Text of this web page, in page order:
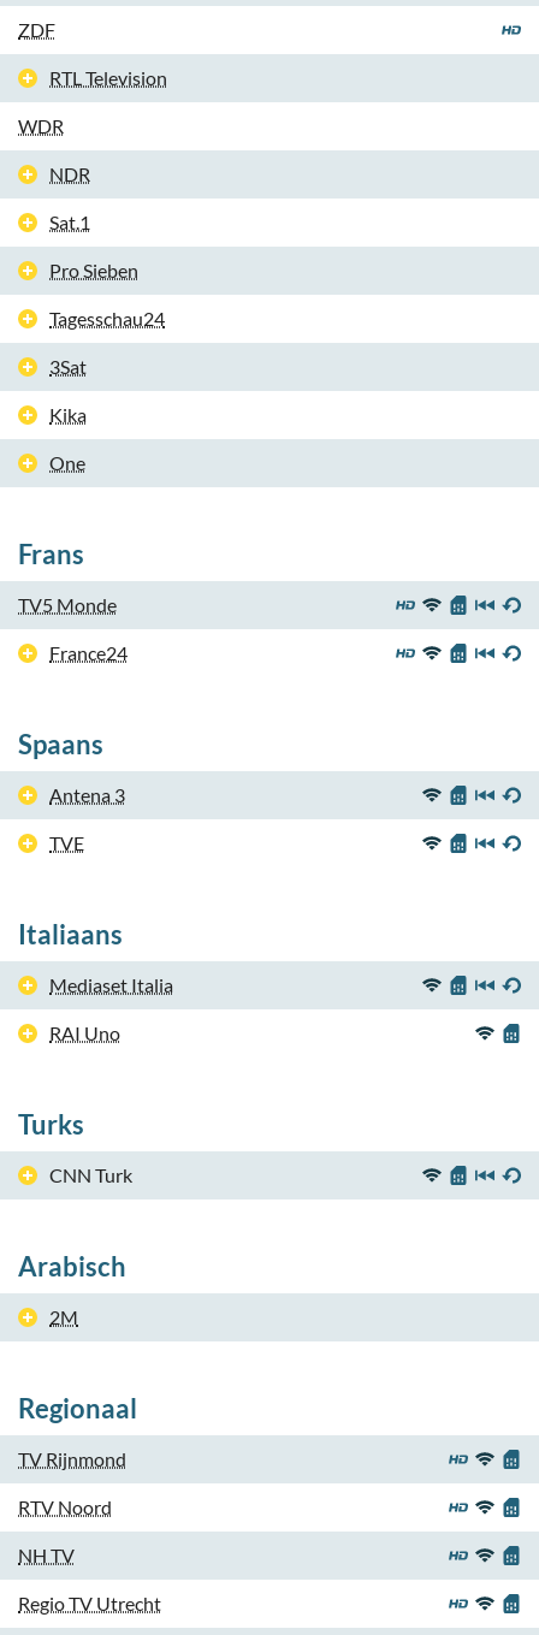
ZDF
RTL Television
WDR
NDR
Sat.1
Pro Sieben
Tagesschau24
3Sat
Kika
One
Frans
TV5 Monde
France24
Spaans
Antena 3
TVE
Italiaans
Mediaset Italia
RAI Uno
Turks
CNN Turk
Arabisch
2M
Regionaal
TV Rijnmond
RTV Noord
NH TV
Regio TV Utrecht